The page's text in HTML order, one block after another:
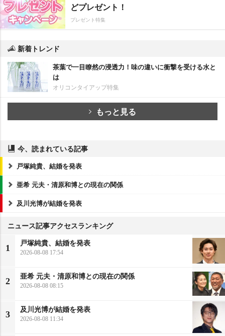
どプレゼント！
プレゼント特集
新着トレンド
茶葉で一目瞭然の浸透力！味の違いに衝撃を受ける水と
は
オリコンタイアップ特集
もっと見る
今、読まれている記事
戸塚純貴、結婚を発表
亜希 元夫・清原和博との現在の関係
及川光博が結婚を発表
ニュース記事アクセスランキング
1
戸塚純貴、結婚を発表
2026-08-08 17:54
2
亜希 元夫・清原和博との現在の関係
2026-08-08 08:15
3
及川光博が結婚を発表
2026-08-08 11:34